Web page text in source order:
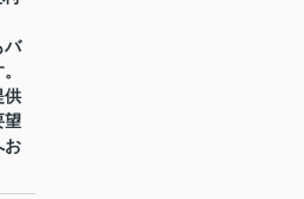
バ
供
望
お